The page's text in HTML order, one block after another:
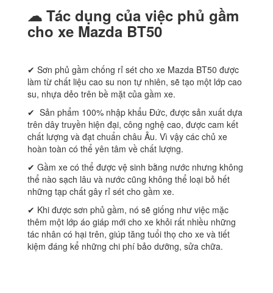
☁ Tác dụng của việc phủ gầm
cho xe Mazda BT50
✔ Sơn phủ gầm chống rỉ sét cho xe Mazda BT50 được
làm từ chất liệu cao su non tự nhiên, sẽ tạo một lớp cao
su, nhựa dẻo trên bề mặt của gầm xe.
✔ Sản phẩm 100% nhập khẩu Đức, được sản xuất dựa
trên dây truyền hiện đại, công nghệ cao, được cam kết
chất lượng và đạt chuẩn châu Âu. Vì vậy các chủ xe
hoàn toàn có thể yên tâm về chất lượng.
✔ Gầm xe có thể được vệ sinh bằng nước nhưng không
thể nào sạch lâu và nước cũng không thể loại bỏ hết
những tạp chất gây rỉ sét cho gầm xe.
✔ Khi được sơn phủ gầm, nó sẽ giống như việc mặc
thêm một lớp áo giáp mới cho xe khỏi rất nhiều những
tác nhân có hại trên, giúp tăng tuổi thọ cho xe và tiết
kiệm đáng kể những chi phí bảo dưỡng, sửa chữa.